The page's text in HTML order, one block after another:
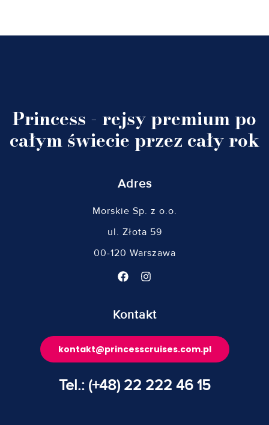
Princess - rejsy premium po
całym świecie przez cały rok
Adres
Morskie Sp. z o.o.
ul. Złota 59
00-120 Warszawa
Kontakt
kontakt@princesscruises.com.pl
Tel.: (+48) 22 222 46 15